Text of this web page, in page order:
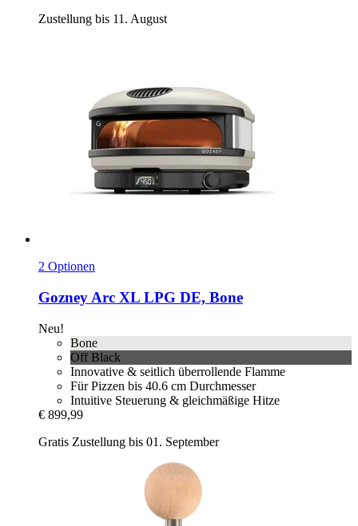
Zustellung bis 11. August
2 Optionen
Gozney Arc XL LPG DE, Bone
Neu!
Bone
Off Black
Innovative & seitlich überrollende Flamme
Für Pizzen bis 40.6 cm Durchmesser
Intuitive Steuerung & gleichmäßige Hitze
€ 899,99
Gratis Zustellung bis 01. September